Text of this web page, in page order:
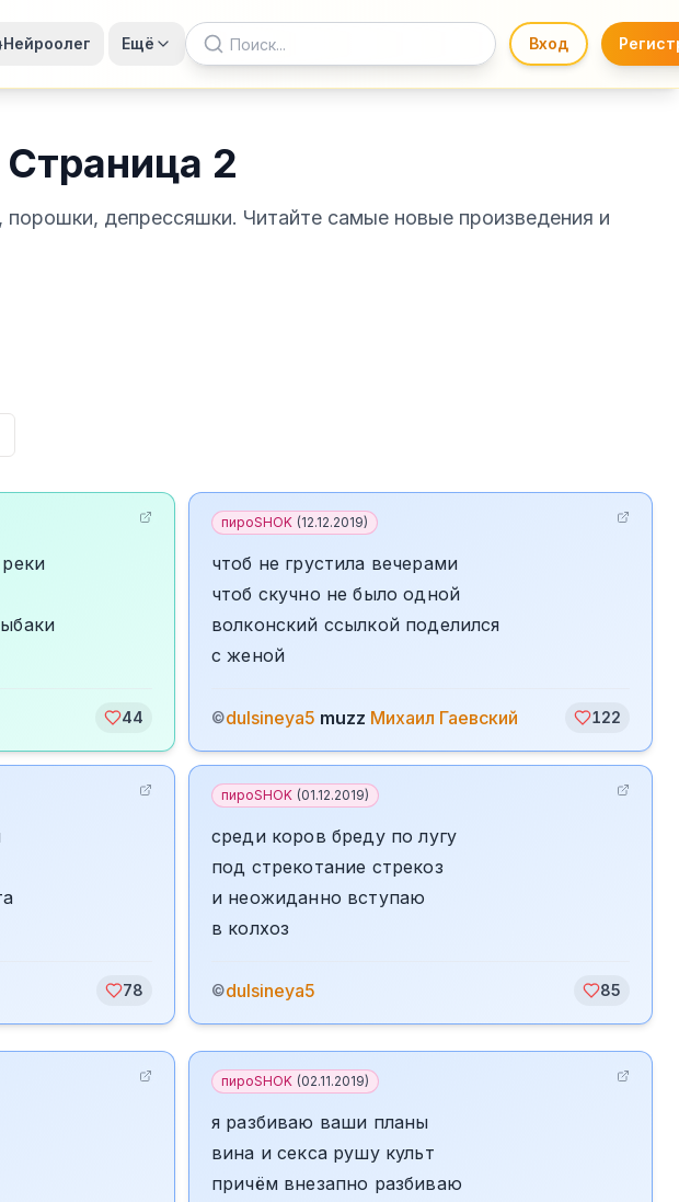
Нейроолег Ещё Вход
2
депрессяшки. Читайте самые новые произведения и
44
пироSHOK (12.12.2019)
чтоб не грустила вечерами
чтоб скучно не было одной
волконский ссылкой поделился
с женой
©dulsineya5 muzz Михаил Гаевский 122
78
пироSHOK (01.12.2019)
среди коров бреду по лугу
под стрекотание стрекоз
и неожиданно вступаю
в колхоз
©dulsineya5 85
пироSHOK (02.11.2019)
я разбиваю ваши планы
вина и секса рушу культ
причём внезапно разбиваю